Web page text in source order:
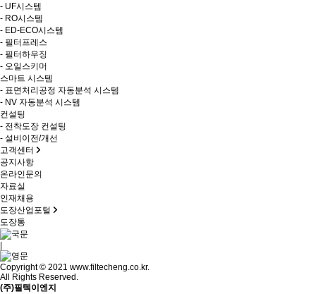
- UF시스템
- RO시스템
- ED-ECO시스템
- 필터프레스
- 필터하우징
- 오일스키머
스마트 시스템
- 표면처리공정 자동분석 시스템
- NV 자동분석 시스템
컨설팅
- 전착도장 컨설팅
- 설비이전/개선
고객센터
공지사항
온라인문의
자료실
인재채용
도장산업포털
도장통
Copyright © 2021 www.filtecheng.co.kr.
All Rights Reserved.
(주)필텍이엔지